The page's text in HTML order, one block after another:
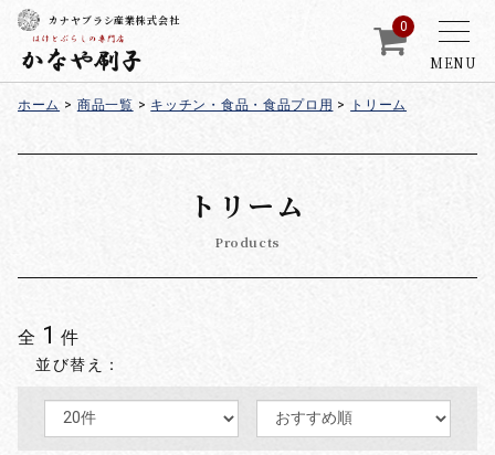
MENU
カナヤブラシ産業株式会社 0
ホーム > 商品一覧 > キッチン・食品・食品プロ用 > トリーム
トリーム
Products
全 1 件
並び替え：